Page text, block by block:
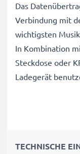
Das
Verbindung mit
wichtigsten
In Kombination
Steckdose oder
Ladegerät
✔ Mini USB
TECHNISCHE